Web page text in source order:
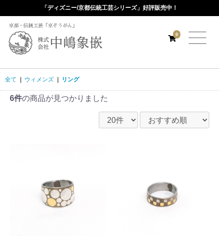
「ディズニー/京都伝統工芸シリーズ」好評販売中！
京都・伝統工芸「京ぞうがん」
0
全て ウィメンズ リング
6件の商品が見つかりました